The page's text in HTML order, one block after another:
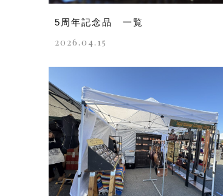
5周年記念品 一覧
2026.04.15